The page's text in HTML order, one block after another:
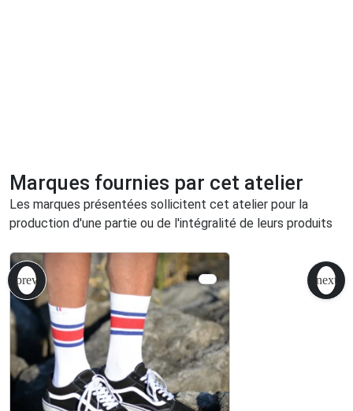
Marques fournies par cet atelier
Les marques présentées sollicitent cet atelier pour la
production d'une partie ou de l'intégralité de leurs produits